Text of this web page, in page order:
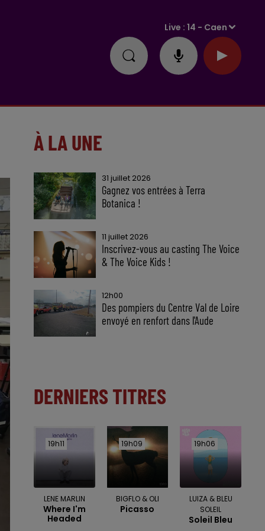
Live :14 - Caen
À LA UNE
31 juillet 2026
Gagnez vos entrées à Terra
Botanica !
11 juillet 2026
Inscrivez-vous au casting The Voice
& The Voice Kids !
12h00
Des pompiers du Centre Val de Loire
envoyé en renfort dans l'Aude
DERNIERS TITRES
19h11
19h11
LENE MARLIN
Where I'm
Headed
19h09
19h09
BIGFLO & OLI
Picasso
19h06
19h06
LUIZA & BLEU
SOLEIL
Soleil Bleu